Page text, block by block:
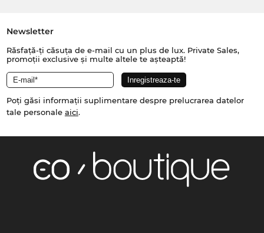
Newsletter
Răsfață-ți căsuța de e-mail cu un plus de lux. Private Sales,
promoții exclusive și multe altele te așteaptă!
Poți găsi informații suplimentare despre prelucrarea datelor
tale personale aici.